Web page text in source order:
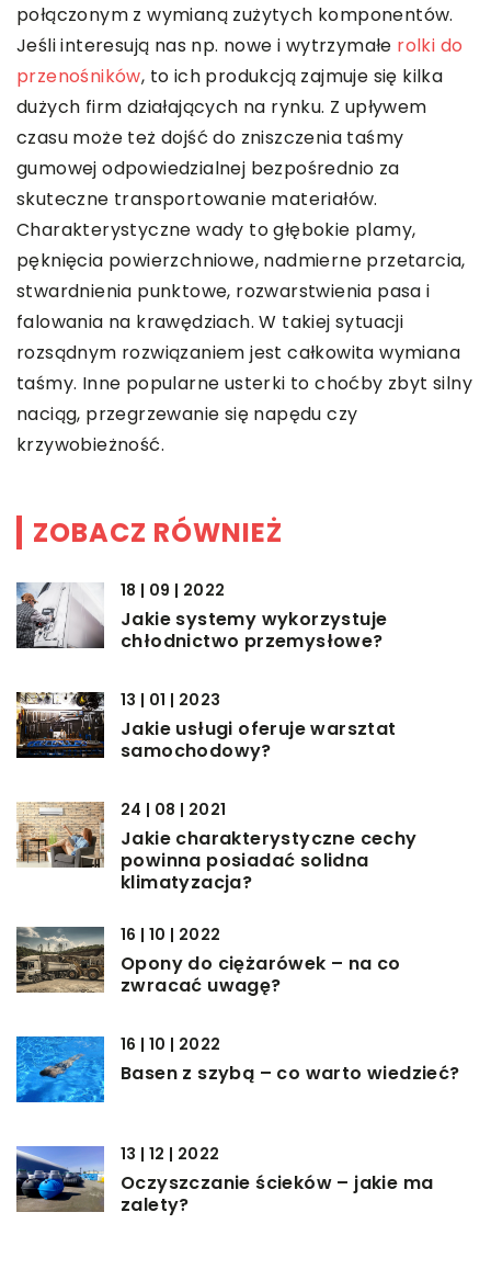
połączonym z wymianą zużytych komponentów.
Jeśli interesują nas np. nowe i wytrzymałe rolki do
przenośników, to ich produkcją zajmuje się kilka
dużych firm działających na rynku. Z upływem
czasu może też dojść do zniszczenia taśmy
gumowej odpowiedzialnej bezpośrednio za
skuteczne transportowanie materiałów.
Charakterystyczne wady to głębokie plamy,
pęknięcia powierzchniowe, nadmierne przetarcia,
stwardnienia punktowe, rozwarstwienia pasa i
falowania na krawędziach. W takiej sytuacji
rozsądnym rozwiązaniem jest całkowita wymiana
taśmy. Inne popularne usterki to choćby zbyt silny
naciąg, przegrzewanie się napędu czy
krzywobieżność.
ZOBACZ RÓWNIEŻ
18 | 09 | 2022
Jakie systemy wykorzystuje
chłodnictwo przemysłowe?
13 | 01 | 2023
Jakie usługi oferuje warsztat
samochodowy?
24 | 08 | 2021
Jakie charakterystyczne cechy
powinna posiadać solidna
klimatyzacja?
16 | 10 | 2022
Opony do ciężarówek – na co
zwracać uwagę?
16 | 10 | 2022
Basen z szybą – co warto wiedzieć?
13 | 12 | 2022
Oczyszczanie ścieków – jakie ma
zalety?